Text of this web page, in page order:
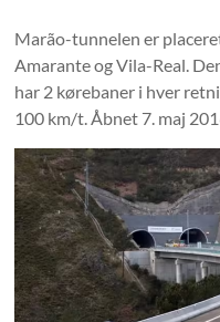
Marão-tunnelen er
Amarante og Vila-Real.
har 2 kørebaner i hver
100 km/t. Åbnet 7. maj